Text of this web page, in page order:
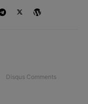
Disqus Comments